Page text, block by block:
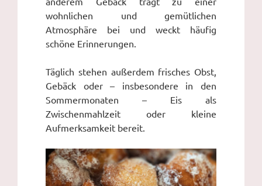
wohnlichen und gemütlichen
Atmosphäre bei und weckt häufig
schöne Erinnerungen.
Täglich stehen außerdem frisches Obst,
Gebäck oder – insbesondere in den
Sommermonaten – Eis als
Zwischenmahlzeit oder kleine
Aufmerksamkeit bereit.